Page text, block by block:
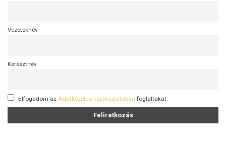
Vezetéknév
Keresztnév
Elfogadom az Adatkezelési tájékoztatóban foglaltakat.